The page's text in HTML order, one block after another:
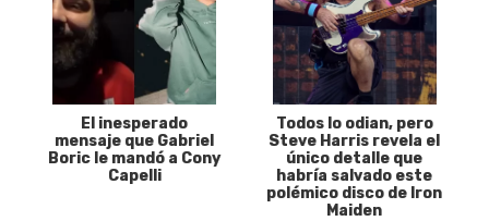
El inesperado
mensaje que Gabriel
Boric le mandó a Cony
Capelli
Todos lo odian, pero
Steve Harris revela el
único detalle que
habría salvado este
polémico disco de Iron
Maiden